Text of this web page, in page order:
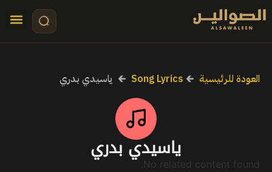
العودة للرئيسية 🡰
Song Lyrics
🡰 ياسيدي بدري
ياسيدي بدري
No related content found.